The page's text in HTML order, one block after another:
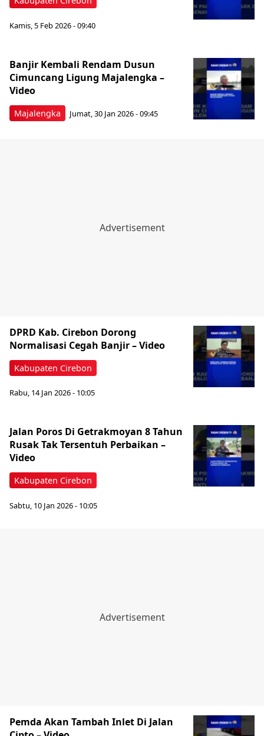
Kamis, 5 Feb 2026 - 09:40
Majalengka
Banjir Kembali Rendam Dusun
Cimuncang Ligung Majalengka –
Video
Jumat, 30 Jan 2026 - 09:45
Kabupaten Cirebon
DPRD Kab. Cirebon Dorong
Normalisasi Cegah Banjir – Video
Rabu, 14 Jan 2026 - 10:05
Kabupaten Cirebon
Jalan Poros Di Getrakmoyan 8 Tahun
Rusak Tak Tersentuh Perbaikan –
Video
Sabtu, 10 Jan 2026 - 10:05
Pemda Akan Tambah Inlet Di Jalan